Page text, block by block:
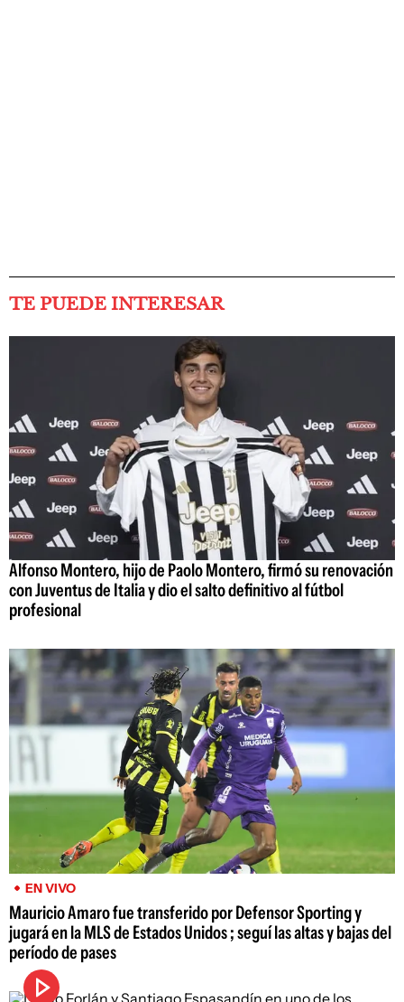
TE PUEDE INTERESAR
Alfonso Montero, hijo de Paolo Montero, firmó su renovación
con Juventus de Italia y dio el salto definitivo al fútbol
profesional
EN VIVO
Mauricio Amaro fue transferido por Defensor Sporting y
jugará en la MLS de Estados Unidos ; seguí las altas y bajas del
período de pases